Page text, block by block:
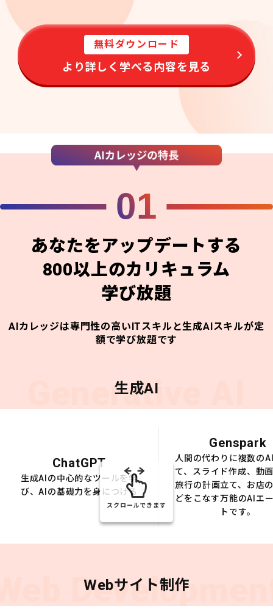
無料ダウンロード
より詳しく学べる内容を見る
01
あなたをアップデートする
800以上のカリキュラム
学び放題
AIカレッジは専門性の高いITスキルと生成AIスキルが定
額で学び放題です
Generative AI
生成AI
ChatGPT
生成AIの中心的なツールを学
び、AIの基礎力を身につける
Genspark
人間の代わりに複数の
て、スライド作成、動
旅行の計画立て、お店
どをこなす万能のAIエ
トです。
スクロールできます
Webサイト制作